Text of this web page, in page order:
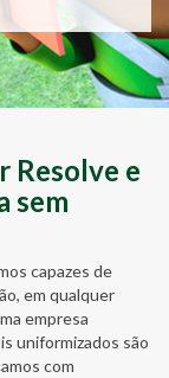
Resolve e
sem
capazes de
em qualquer
empresa
uniformizados são
com